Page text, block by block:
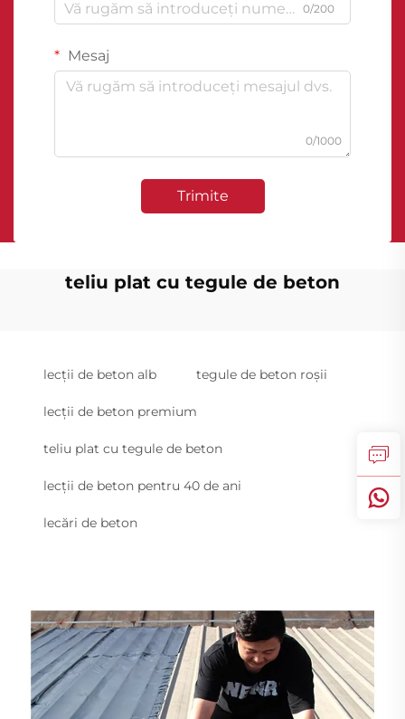
0/200
Mesaj
0/1000
Trimite
teliu plat cu tegule de beton
lecții de beton alb tegule de beton roșii
lecții de beton premium
teliu plat cu tegule de beton
lecții de beton pentru 40 de ani
lecări de beton